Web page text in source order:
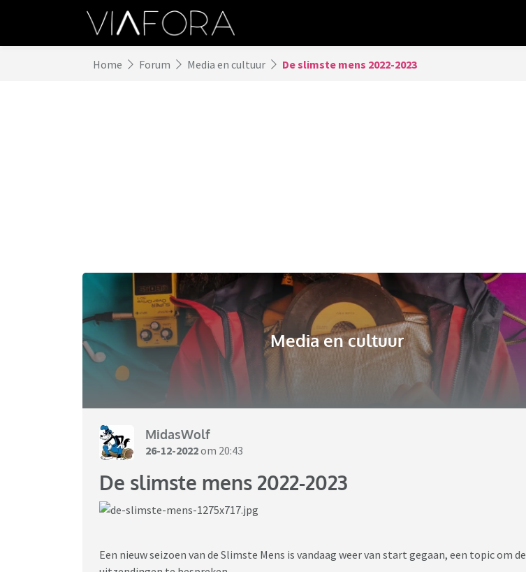
Home Forum Media en cultuur De slimste mens 2022-2023
Media en cultuur
MidasWolf
26-12-2022om 20:43
De slimste mens 2022-2023
Een nieuw seizoen van de Slimste Mens is vandaag weer van start gegaan, een topic om de